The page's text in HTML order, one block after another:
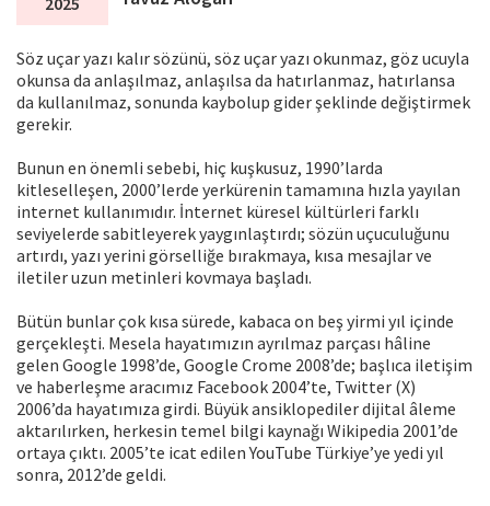
Söz uçar yazı kalır sözünü, söz uçar yazı okunmaz, göz ucuyla
okunsa da anlaşılmaz, anlaşılsa da hatırlanmaz, hatırlansa
da kullanılmaz, sonunda kaybolup gider şeklinde değiştirmek
gerekir.
Bunun en önemli sebebi, hiç kuşkusuz, 1990’larda
kitleselleşen, 2000’lerde yerkürenin tamamına hızla yayılan
internet kullanımıdır. İnternet küresel kültürleri farklı
seviyelerde sabitleyerek yaygınlaştırdı; sözün uçuculuğunu
artırdı, yazı yerini görselliğe bırakmaya, kısa mesajlar ve
iletiler uzun metinleri kovmaya başladı.
Bütün bunlar çok kısa sürede, kabaca on beş yirmi yıl içinde
gerçekleşti. Mesela hayatımızın ayrılmaz parçası hâline
gelen Google 1998’de, Google Crome 2008’de; başlıca iletişim
ve haberleşme aracımız Facebook 2004’te, Twitter (X)
2006’da hayatımıza girdi. Büyük ansiklopediler dijital âleme
aktarılırken, herkesin temel bilgi kaynağı Wikipedia 2001’de
ortaya çıktı. 2005’te icat edilen YouTube Türkiye’ye yedi yıl
sonra, 2012’de geldi.